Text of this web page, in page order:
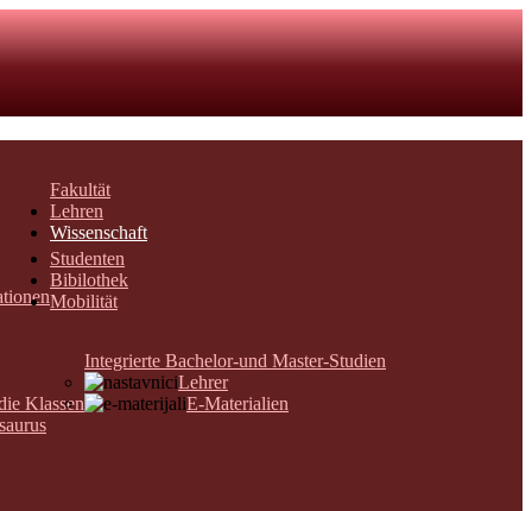
Fakultät
Lehren
Integrierte Bachelor-und Master-Studien
Klassen
Lehrer
E-Materialien
Wissenschaft
Studenten
Bibilothek
Mobilität